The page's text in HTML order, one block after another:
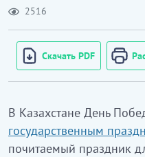
2516
Скачать PDF
В Казахстане День
государственным
почитаемый праздник